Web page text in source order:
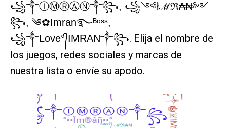
꧁༒ⒾⓂⓇⒶⓃ༒꧂, ꧁༺łℳℜ₳₦༻
꧂, ༄✿Imran࿐ᴮᵒˢˢ,
꧁༒Love°᭄IMRAN༒꧂. Elija el nombre de
los juegos, redes sociales y marcas de
nuestra lista o envíe su apodo.